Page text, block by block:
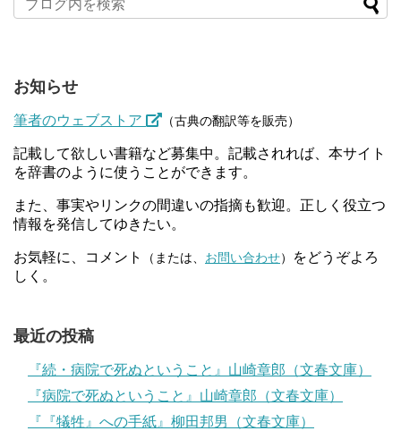
お知らせ
筆者のウェブストア （古典の翻訳等を販売）
記載して欲しい書籍など募集中。記載されれば、本サイト
を辞書のように使うことができます。
また、事実やリンクの間違いの指摘も歓迎。正しく役立つ
情報を発信してゆきたい。
お気軽に、コメント （または、 お問い合わせ）
をどうぞよろ
しく。
最近の投稿
『続・病院で死ぬということ』山崎章郎（文春文庫）
『病院で死ぬということ』山崎章郎（文春文庫）
『『犠牲』への手紙』柳田邦男（文春文庫）